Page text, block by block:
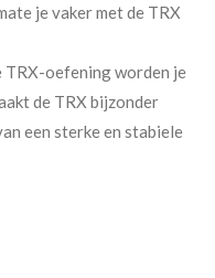
je vaker met de TRX
TRX-oefening worden je
de TRX bijzonder
een sterke en stabiele